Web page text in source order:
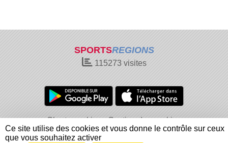
SPORTSREGIONS
115273 visites
Charte cookies
Gestion des cookies
Informations légales
Signaler un contenu inapproprié
Ce site utilise des cookies et vous donne le contrôle sur ceux
que vous souhaitez activer